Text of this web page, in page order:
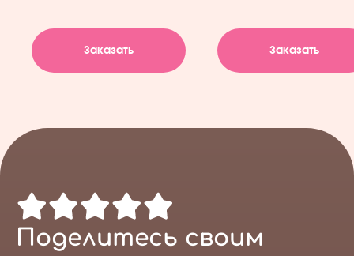
Заказать Заказать
Поделитесь своим